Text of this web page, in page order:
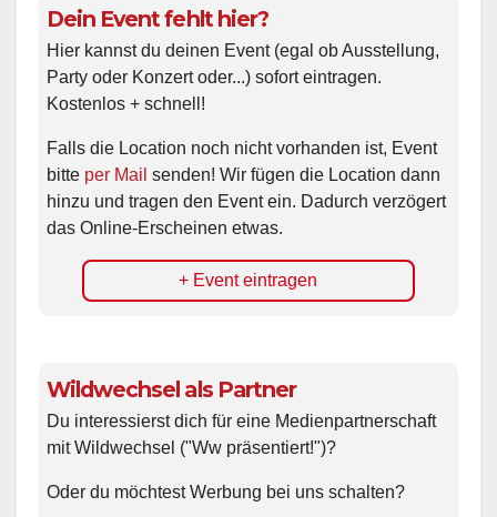
Dein Event fehlt hier?
Hier kannst du deinen Event (egal ob Ausstellung,
Party oder Konzert oder...) sofort eintragen.
Kostenlos + schnell!
Falls die Location noch nicht vorhanden ist, Event
bitte per Mail senden! Wir fügen die Location dann
hinzu und tragen den Event ein. Dadurch verzögert
das Online-Erscheinen etwas.
+ Event eintragen
Wildwechsel als Partner
Du interessierst dich für eine Medienpartnerschaft
mit Wildwechsel ("Ww präsentiert!")?
Oder du möchtest Werbung bei uns schalten?